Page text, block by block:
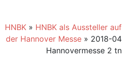
HNBK» HNBK als Aussteller auf
der Hannover Messe» 2018-04
Hannovermesse 2 tn